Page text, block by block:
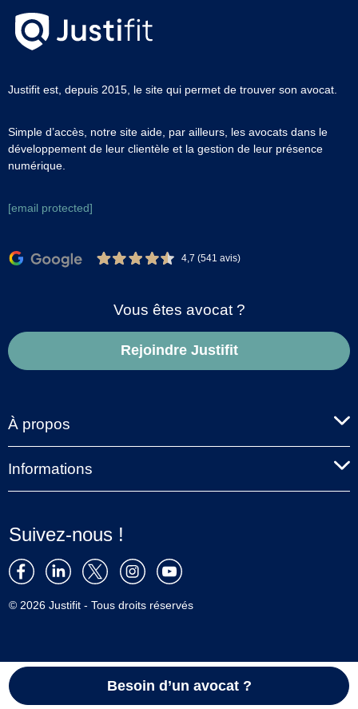
Besoin d’un avocat ?
Justifit est, depuis 2015, le site qui permet de trouver son avocat.
Simple d’accès, notre site aide, par ailleurs, les avocats dans le
développement de leur clientèle et la gestion de leur présence
numérique.
[email protected]
4,7 (541 avis)
Vous êtes avocat ?
Rejoindre Justifit
À propos
Informations
Suivez-nous !
© 2026 Justifit - Tous droits réservés